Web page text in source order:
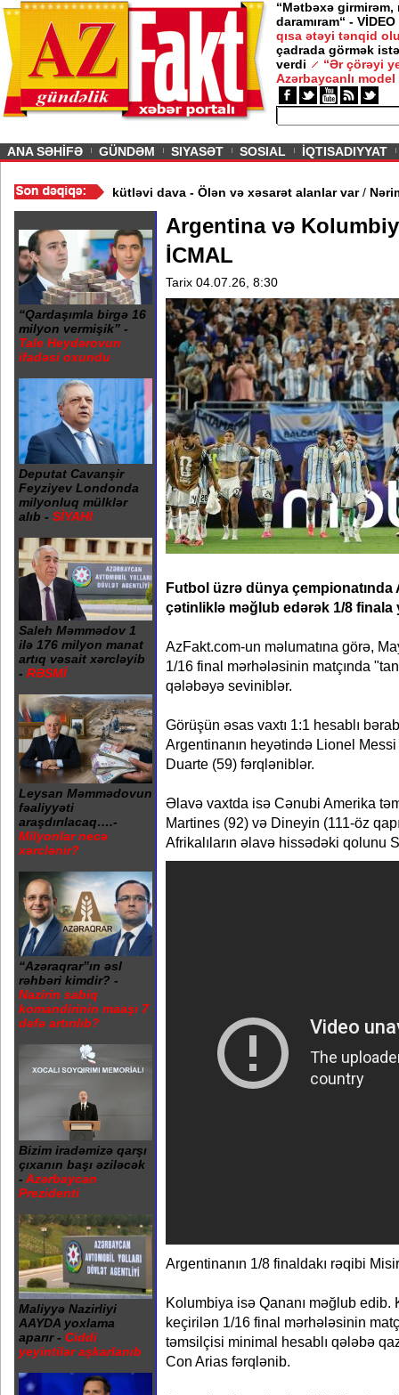
“Mətbəxə girmirəm,
daramıram“ - VİDEO
qısa ətəyi tənqid
çadrada görmək
verdi
“Ər çörəyi
Azərbaycanlı model
/
— 12 İyun 2026
məclislərinə bir şərtlə gedirəm” - Nigar
ANA SƏHİFƏ GÜNDƏM SIYASƏT SOSIAL İQTISADIYYAT
Restoranın qarşısında kütləvi dava - Ölən və xəsarət alanlar var
“Qardaşımla birgə 16
milyon vermişik” -
Tale Heydərovun
ifadəsi oxundu
Deputat Cavanşir
Feyziyev Londonda
milyonluq mülklər
alıb - SİYAHI
Saleh Məmmədov 1
ilə 176 milyon manat
artıq vəsait xərcləyib
- RƏSMİ
Leysan Məmmədovun
fəaliyyəti
araşdırılacaq….-
Milyonlar necə
xərclənir?
“Azəraqrar”ın əsl
rəhbəri kimdir? -
Nazirin sabiq
komandirinin maaşı 7
dəfə artırılıb?
Bizim iradəmizə qarşı
çıxanın başı əziləcək
- Azərbaycan
Prezidenti
Maliyyə Nazirliyi
AAYDA yoxlama
aparır - Ciddi
yeyintilər aşkarlanıb
Argentina və
İCMAL
Tarix 04.07.26, 8:30
Futbol üzrə dünya
çətinliklə məğlub edərək 1/8 finala
AzFakt.com-un məlumatına görə,
1/16 final mərhələsinin matçında
qələbəyə seviniblər.
Görüşün əsas vaxtı 1:1 hesablı
Argentinanın heyətində Lionel
Duarte (59) fərqləniblər.
Əlavə vaxtda isə Cənubi Amerika
Martines (92) və Dineyin (111-öz
Afrikalıların əlavə hissədəki qolunu
Argentinanın 1/8 finaldakı rəqibi
Kolumbiya isə Qananı məğlub edib.
keçirilən 1/16 final mərhələsinin
təmsilçisi minimal hesablı qələbə
Con Arias fərqlənib.